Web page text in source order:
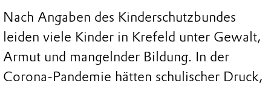
Nach Angaben des Kinderschutzbundes
leiden viele Kinder in Krefeld unter Gewalt,
Armut und mangelnder Bildung. In der
Corona-Pandemie hätten schulischer Druck,